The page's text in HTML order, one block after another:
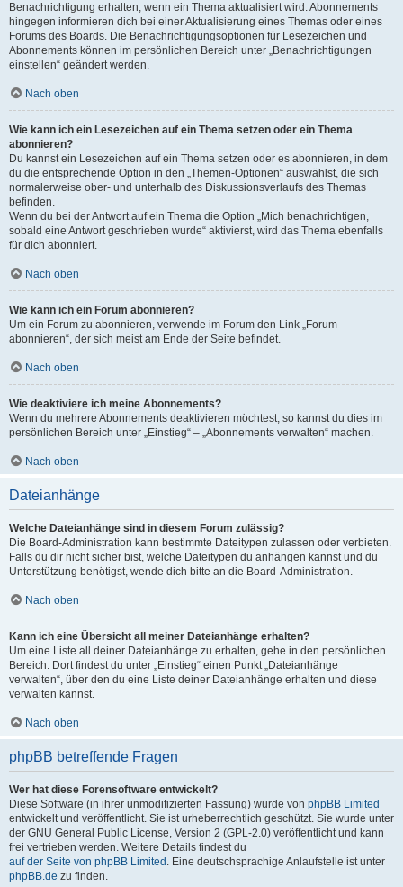
Benachrichtigung erhalten, wenn ein Thema aktualisiert wird. Abonnements
hingegen informieren dich bei einer Aktualisierung eines Themas oder eines
Forums des Boards. Die Benachrichtigungsoptionen für Lesezeichen und
Abonnements können im persönlichen Bereich unter „Benachrichtigungen
einstellen“ geändert werden.
Nach oben
Wie kann ich ein Lesezeichen auf ein Thema setzen oder ein Thema
abonnieren?
Du kannst ein Lesezeichen auf ein Thema setzen oder es abonnieren, in dem
du die entsprechende Option in den „Themen-Optionen“ auswählst, die sich
normalerweise ober- und unterhalb des Diskussionsverlaufs des Themas
befinden.
Wenn du bei der Antwort auf ein Thema die Option „Mich benachrichtigen,
sobald eine Antwort geschrieben wurde“ aktivierst, wird das Thema ebenfalls
für dich abonniert.
Nach oben
Wie kann ich ein Forum abonnieren?
Um ein Forum zu abonnieren, verwende im Forum den Link „Forum
abonnieren“, der sich meist am Ende der Seite befindet.
Nach oben
Wie deaktiviere ich meine Abonnements?
Wenn du mehrere Abonnements deaktivieren möchtest, so kannst du dies im
persönlichen Bereich unter „Einstieg“ – „Abonnements verwalten“ machen.
Nach oben
Dateianhänge
Welche Dateianhänge sind in diesem Forum zulässig?
Die Board-Administration kann bestimmte Dateitypen zulassen oder verbieten.
Falls du dir nicht sicher bist, welche Dateitypen du anhängen kannst und du
Unterstützung benötigst, wende dich bitte an die Board-Administration.
Nach oben
Kann ich eine Übersicht all meiner Dateianhänge erhalten?
Um eine Liste all deiner Dateianhänge zu erhalten, gehe in den persönlichen
Bereich. Dort findest du unter „Einstieg“ einen Punkt „Dateianhänge
verwalten“, über den du eine Liste deiner Dateianhänge erhalten und diese
verwalten kannst.
Nach oben
phpBB betreffende Fragen
Wer hat diese Forensoftware entwickelt?
Diese Software (in ihrer unmodifizierten Fassung) wurde von phpBB Limited
entwickelt und veröffentlicht. Sie ist urheberrechtlich geschützt. Sie wurde unter
der GNU General Public License, Version 2 (GPL-2.0) veröffentlicht und kann
frei vertrieben werden. Weitere Details findest du
auf der Seite von phpBB Limited . Eine deutschsprachige Anlaufstelle ist unter
phpBB.de zu finden.